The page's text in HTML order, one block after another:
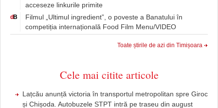
acceseze linkurile primite
dB
Filmul „Ultimul ingredient”, o poveste a Banatului în
competiția internațională Food Film Menu/VIDEO
Toate știrile de azi din Timișoara
Cele mai citite articole
Lațcău anunță victoria în transportul metropolitan spre Giroc
și Chișoda. Autobuzele STPT intră pe traseu din august